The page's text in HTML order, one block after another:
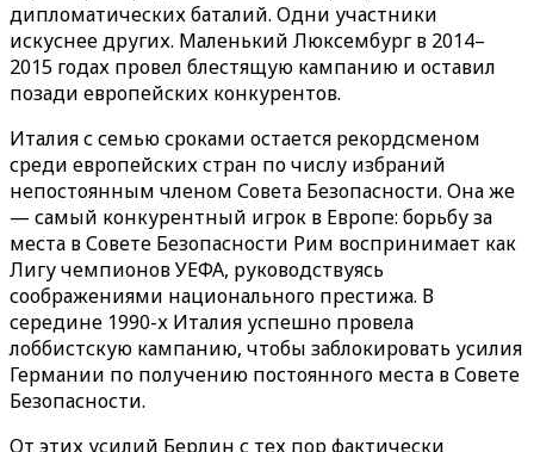
дипломатических баталий. Одни участники
искуснее других. Маленький Люксембург в 2014–
2015 годах провел блестящую кампанию и оставил
позади европейских конкурентов.
Италия с семью сроками остается рекордсменом
среди европейских стран по числу избраний
непостоянным членом Совета Безопасности. Она же
— самый конкурентный игрок в Европе: борьбу за
места в Совете Безопасности Рим воспринимает как
Лигу чемпионов УЕФА, руководствуясь
соображениями национального престижа. В
середине 1990-х Италия успешно провела
лоббистскую кампанию, чтобы заблокировать усилия
Германии по получению постоянного места в Совете
Безопасности.
От этих усилий Берлин с тех пор фактически